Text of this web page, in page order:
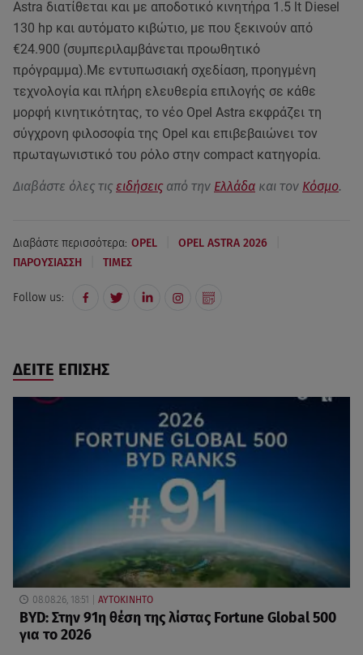
Astra διατίθεται και με αποδοτικό κινητήρα 1.5 lt Diesel
130 hp και αυτόματο κιβώτιο, με που ξεκινούν από
€24.900 (συμπεριλαμβάνεται προωθητικό
πρόγραμμα).Με εντυπωσιακή σχεδίαση, προηγμένη
τεχνολογία και πλήρη ελευθερία επιλογής σε κάθε
μορφή κινητικότητας, το νέο Opel Astra εκφράζει τη
σύγχρονη φιλοσοφία της Opel και επιβεβαιώνει τον
πρωταγωνιστικό του ρόλο στην compact κατηγορία.
Διαβάστε όλες τις ειδήσεις από την Ελλάδα και τον Κόσμο.
Διαβάστε περισσότερα: OPEL OPEL ASTRA 2026
ΠΑΡΟΥΣΙΑΣΣΗ ΤΙΜΕΣ
Follow us:
ΔΕΙΤΕ ΕΠΙΣΗΣ
08.08.26, 18:51 ΑΥΤΟΚΙΝΗΤΟ
BYD: Στην 91η θέση της λίστας Fortune Global 500
για το 2026